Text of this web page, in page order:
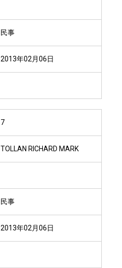
民事
2013年02月06日
7
TOLLAN RICHARD MARK
民事
2013年02月06日